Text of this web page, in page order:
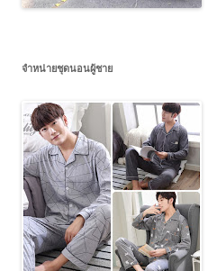
จำหน่ายชุดนอนผู้ชาย